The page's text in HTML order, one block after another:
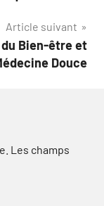
Article suivant
du Bien-être et
Douce
Les champs